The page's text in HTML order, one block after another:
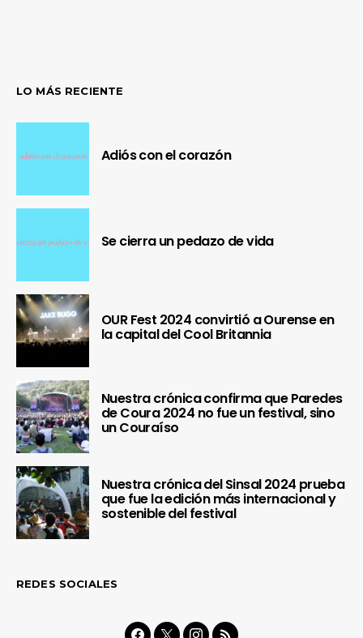
LO MÁS RECIENTE
Adiós con el corazón
Se cierra un pedazo de vida
OUR Fest 2024 convirtió a Ourense en
la capital del Cool Britannia
Nuestra crónica confirma que Paredes
de Coura 2024 no fue un festival, sino
un Couraíso
Nuestra crónica del Sinsal 2024 prueba
que fue la edición más internacional y
sostenible del festival
REDES SOCIALES